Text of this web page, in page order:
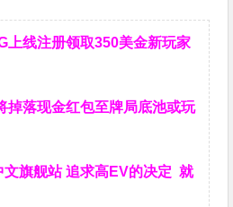
上线注册领取350美金新玩家
掉落现金红包至牌局底池或玩
文旗舰站追求高EV的决定就